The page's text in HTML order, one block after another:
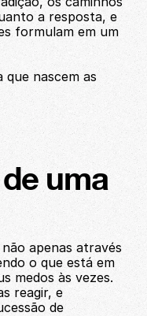
a resposta, e
formulam em um
nascem as
uma
apenas através
o que está em
medos às vezes.
reagir, e
de